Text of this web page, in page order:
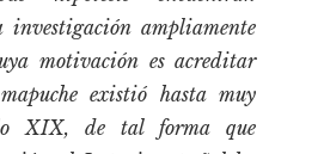
investigación ampliamente
motivación es acreditar
existió hasta muy
XIX, de tal forma que